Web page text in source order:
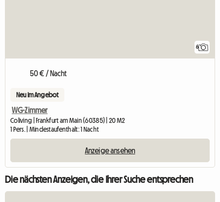
6
50 € / Nacht
Neu im Angebot
WG-Zimmer
Coliving | Frankfurt am Main (60385) | 20 M2
1 Pers. | Mindestaufenthalt: 1 Nacht
Anzeige ansehen
Die nächsten Anzeigen, die Ihrer Suche entsprechen